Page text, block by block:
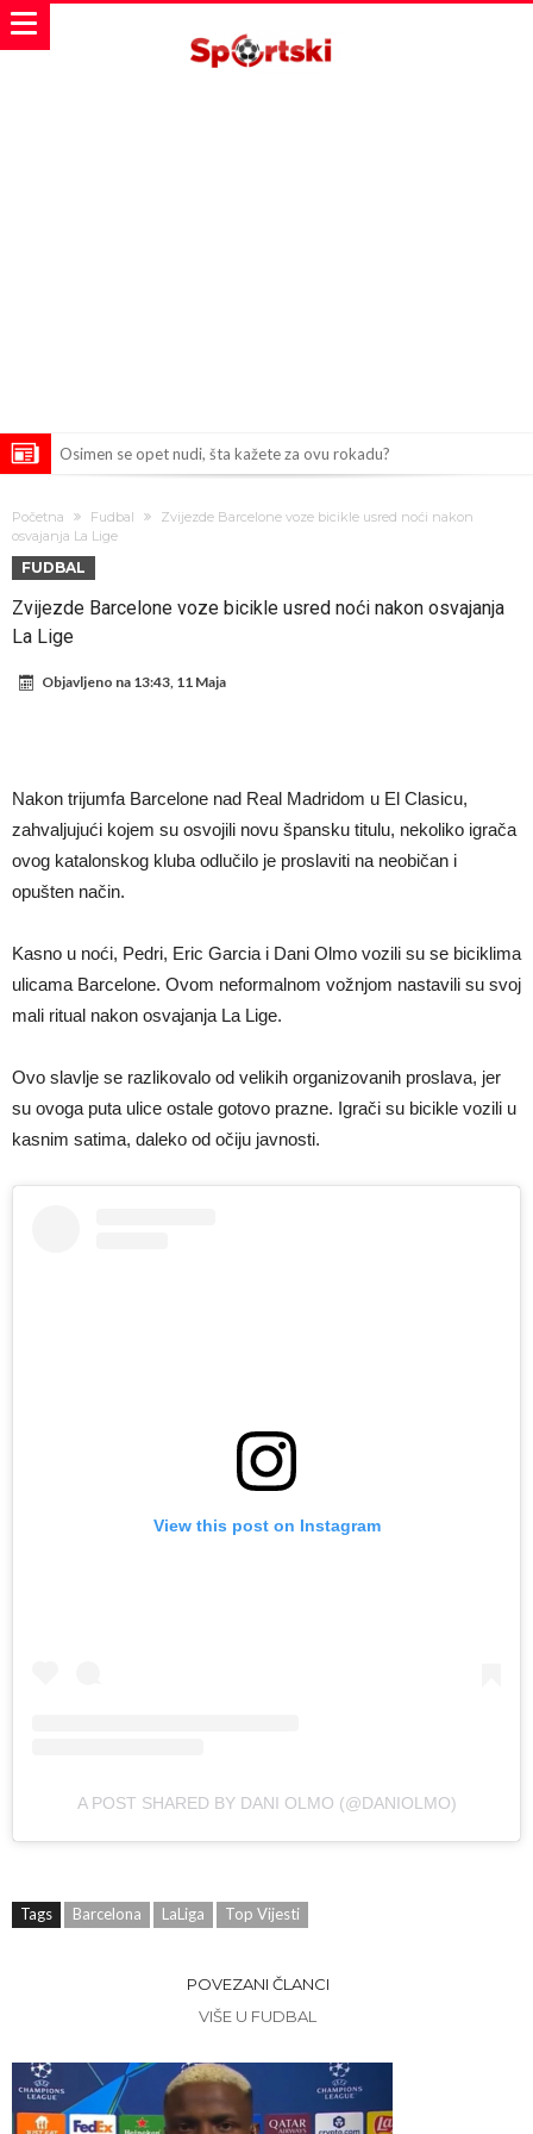
Osimen se opet nudi, šta kažete za ovu rokadu?
Sada je jasno zašto je došao: “Luda” klauzula iz Salahovog ugovora s
Turcima je otkrivena
Predsjednik velikana otkrio pregovore sa Dušanom Vlahovićem
Ronaldo objavio slike iz garaže. “Moje igračke”
fudbalski svijet
Početna Fudbal
Zvijezde Barcelone voze bicikle usred noći nakon
osvajanja La Lige
FUDBAL
Zvijezde Barcelone voze bicikle usred noći nakon osvajanja
La Lige
Objavljeno na 13:43, 11 Maja
Nakon trijumfa Barcelone nad Real Madridom u El Clasicu,
zahvaljujući kojem su osvojili novu špansku titulu, nekoliko igrača
ovog katalonskog kluba odlučilo je proslaviti na neobičan i
opušten način.
Kasno u noći, Pedri, Eric Garcia i Dani Olmo vozili su se biciklima
ulicama Barcelone. Ovom neformalnom vožnjom nastavili su svoj
mali ritual nakon osvajanja La Lige.
Ovo slavlje se razlikovalo od velikih organizovanih proslava, jer
su ovoga puta ulice ostale gotovo prazne. Igrači su bicikle vozili u
kasnim satima, daleko od očiju javnosti.
View this post on Instagram
A POST SHARED BY DANI OLMO (@DANIOLMO)
Tags Barcelona LaLiga Top Vijesti
POVEZANI ČLANCI
VIŠE U FUDBAL